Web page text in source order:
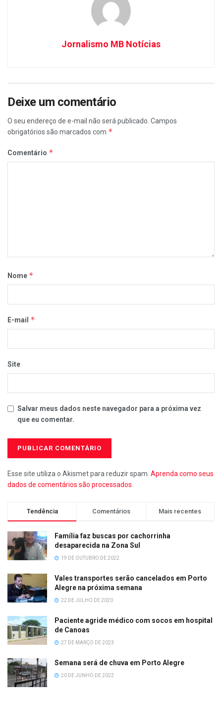
Jornalismo MB Notícias
Deixe um comentário
O seu endereço de e-mail não será publicado. Campos
obrigatórios são marcados com *
Comentário *
Nome *
E-mail *
Site
Salvar meus dados neste navegador para a próxima vez
que eu comentar.
Esse site utiliza o Akismet para reduzir spam. Aprenda como seus
dados de comentários são processados
Tendência Comentários Mais recentes
Família faz buscas por cachorrinha
desaparecida na Zona Sul
19 DE OUTUBRO DE 2022
Vales transportes serão cancelados em Porto
Alegre na próxima semana
22 DE JULHO DE 2020
Paciente agride médico com socos em hospital
de Canoas
27 DE MARÇO DE 2023
Semana será de chuva em Porto Alegre
20 DE JUNHO DE 2022